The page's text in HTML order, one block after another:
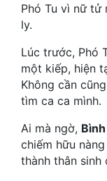
Huyền Ảo
Hệ Thống
Học Đường
Khoa Huyễn
Khoa Huyễn Không Gian
Phó Tu vì nữ tử
ly.
Lúc trước, Phó
một kiếp, hiện
Không cần
tìm ca ca mình.
Ai mà ngờ,
chiếm hữu
thành thân sinh